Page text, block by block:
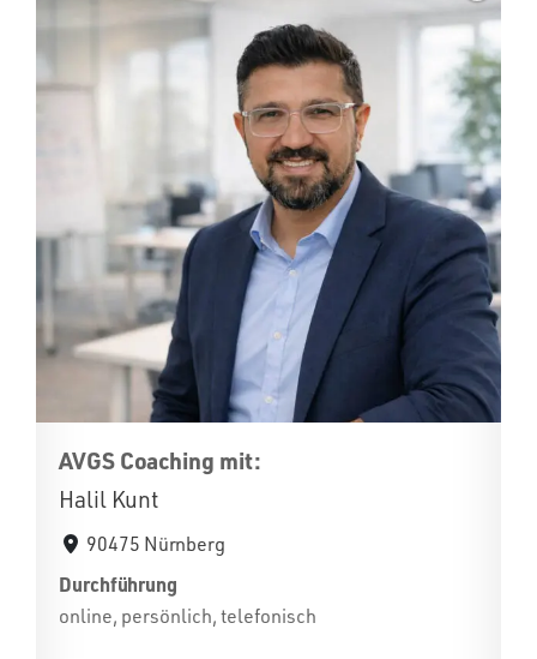
AVGS Coaching mit:
Halil Kunt
90475 Nürnberg
Durchführung
online, persönlich, telefonisch